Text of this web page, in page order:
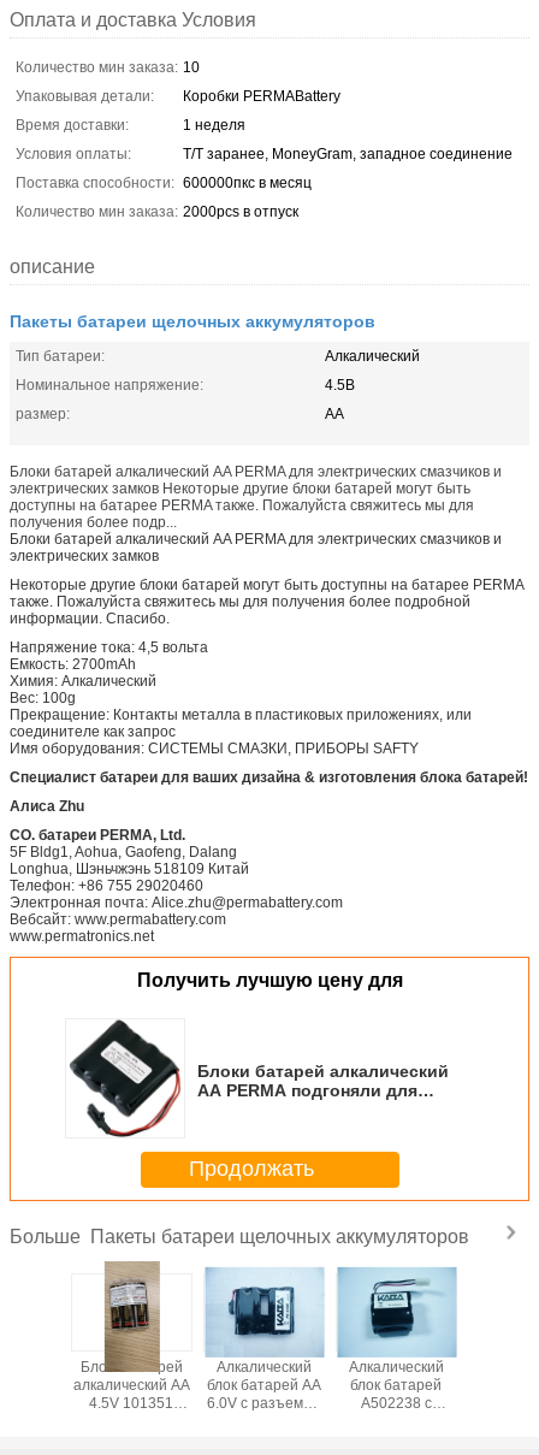
Оплата и доставка Условия
Количество мин заказа: 10
Упаковывая детали:
Коробки PERMABattery
Время доставки:
1 неделя
Условия оплаты:
T/T заранее, MoneyGram, западное соединение
Поставка способности: 600000пкс в месяц
Количество мин заказа: 2000pcs в отпуск
описание
Пакеты батареи щелочных аккумуляторов
Тип батареи:
Алкалический
Номинальное напряжение:
4.5В
размер:
АА
Блоки батарей алкалический AA PERMA для электрических смазчиков и
электрических замков Некоторые другие блоки батарей могут быть
доступны на батарее PERMA также. Пожалуйста свяжитесь мы для
получения более подр...
Блоки батарей алкалический AA PERMA для электрических смазчиков и
электрических замков
Некоторые другие блоки батарей могут быть доступны на батарее PERMA
также. Пожалуйста свяжитесь мы для получения более подробной
информации. Спасибо.
Напряжение тока: 4,5 вольта
Емкость: 2700mAh
Химия: Алкалический
Вес: 100g
Прекращение: Контакты металла в пластиковых приложениях, или
соединителе как запрос
Имя оборудования: СИСТЕМЫ СМАЗКИ, ПРИБОРЫ SAFTY
Специалист батареи для ваших дизайна & изготовления блока батарей!
Алиса Zhu
CO. батареи PERMA, Ltd.
5F Bldg1, Aohua, Gaofeng, Dalang
Longhua, Шэньчжэнь 518109 Китай
Телефон: +86 755 29020460
Электронная почта: Alice.zhu@permabattery.com
Вебсайт: www.permabattery.com
www.permatronics.net
Получить лучшую цену для
Блоки батарей алкалический
AA PERMA подгоняли для
Продолжать
Больше Пакеты батареи щелочных аккумуляторов
Блоки батарей
алкалический AA
4.5V 101351
Алкалический
блок батарей AA
6.0V с разъемом
Алкалический
блок батарей
A502238 с